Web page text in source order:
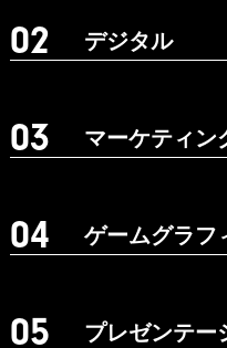
デジタル
マーケティン
ゲームグラフ
プレゼンテー